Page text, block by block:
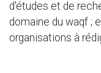
d'études et de
domaine du waqf ;
organisations à